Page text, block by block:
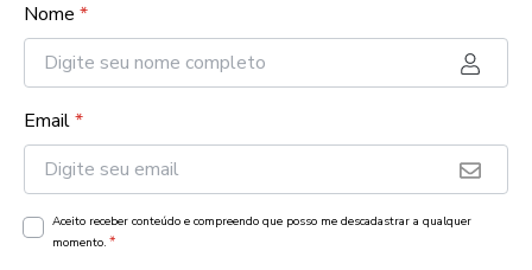
Nome *
Email*
Aceito receber conteúdo e compreendo que posso me descadastrar a qualquer
momento. *